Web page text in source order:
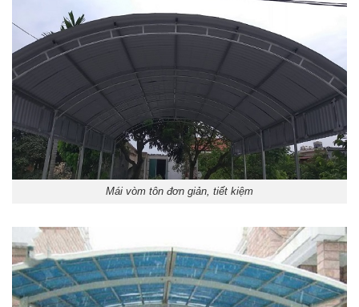
Mái vòm tôn đơn giản, tiết kiệm